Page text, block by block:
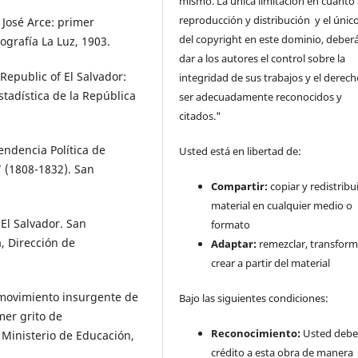
Arce: primer
La Luz, 1903.
of El Salvador:
de la República
Política de
1832). San
Salvador. San
Dirección de
insurgente de
grito de
de Educación,
reproducción y distribución y el
del copyright en este dominio,
dar a los autores el control sobre la
integridad de sus trabajos y el
ser adecuadamente reconocidos y
citados."
Usted está en libertad de:
Compartir:copiar y
material en cualquier medio o
formato
Adaptar: remezclar,
crear a partir del material
Bajo las siguientes condiciones:
Reconocimiento: Usted
crédito a esta obra de manera